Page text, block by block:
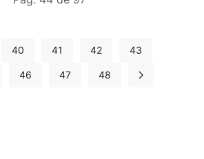
40 41 42 43
46 47 48